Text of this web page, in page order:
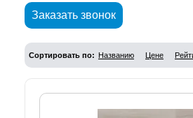
Заказать звонок
Сортировать по: Названию Цене